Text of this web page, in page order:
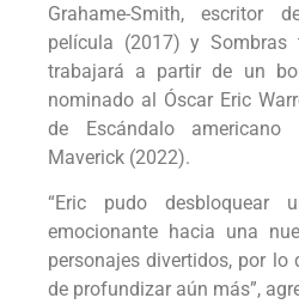
Grahame-Smith, escritor
película (2017) y Sombras
trabajará a partir de un
nominado al Óscar Eric
de Escándalo
Maverick (2022).
“Eric pudo desbloquear
emocionante hacia una
personajes divertidos, por lo
de profundizar aún más”,